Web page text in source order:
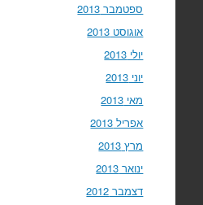
ספטמבר 2013
אוגוסט 2013
יולי 2013
יוני 2013
מאי 2013
אפריל 2013
מרץ 2013
ינואר 2013
דצמבר 2012